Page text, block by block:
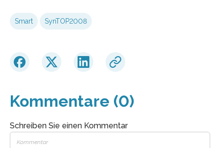
Smart SynTOP2008
Kommentare (0)
Schreiben Sie einen Kommentar